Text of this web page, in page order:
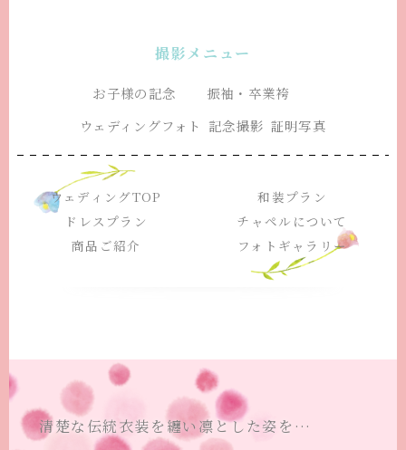
撮影メニュー
お子様の記念
振袖・卒業袴
ウェディングフォト
記念撮影 証明写真
ウェディングTOP
和装プラン
ドレスプラン
チャペルについて
商品ご紹介
フォトギャラリー
清楚な伝統衣装を纏い凛とした姿を…